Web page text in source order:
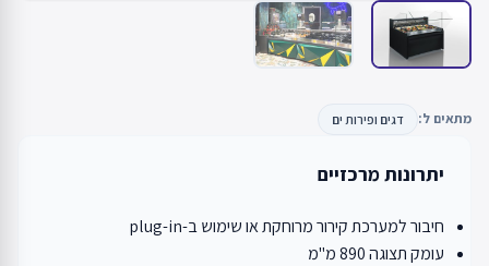
מתאים ל: דגים ופירות ים
יתרונות מרכזיים
חיבור למערכת קירור מרוחקת או שימוש ב-plug-in
עומק תצוגה 890 מ"מ